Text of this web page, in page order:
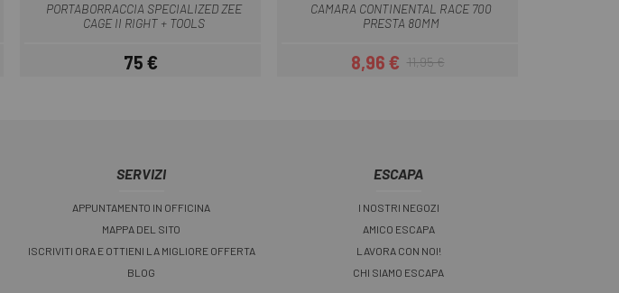
PORTABORRACCIA SPECIALIZED ZEE
CAGE II RIGHT + TOOLS
Prezzo
75 €
CAMARA CONTINENTAL RACE 700
PRESTA 80MM
Prezzo
8,96 €Prezzo base
11,95 €
SERVIZI
APPUNTAMENTO IN OFFICINA
MAPPA DEL SITO
ISCRIVITI ORA E OTTIENI LA MIGLIORE OFFERTA
BLOG
ESCAPA
I NOSTRI NEGOZI
AMICO ESCAPA
LAVORA CON NOI!
CHI SIAMO ESCAPA